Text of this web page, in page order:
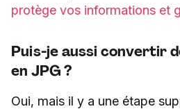
protège vos informations et
Puis-je aussi convertir
en JPG ?
Oui, mais il y a une étape